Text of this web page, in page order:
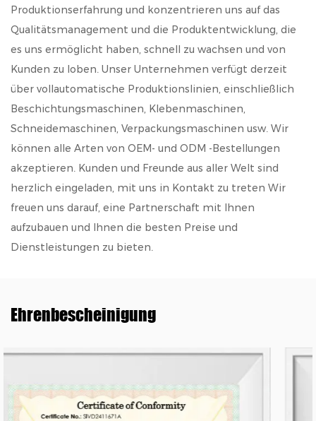
Produktionserfahrung und konzentrieren uns auf das
Qualitätsmanagement und die Produktentwicklung, die
es uns ermöglicht haben, schnell zu wachsen und von
Kunden zu loben. Unser Unternehmen verfügt derzeit
über vollautomatische Produktionslinien, einschließlich
Beschichtungsmaschinen, Klebenmaschinen,
Schneidemaschinen, Verpackungsmaschinen usw. Wir
können alle Arten von OEM- und ODM -Bestellungen
akzeptieren. Kunden und Freunde aus aller Welt sind
herzlich eingeladen, mit uns in Kontakt zu treten Wir
freuen uns darauf, eine Partnerschaft mit Ihnen
aufzubauen und Ihnen die besten Preise und
Dienstleistungen zu bieten.
Ehrenbescheinigung